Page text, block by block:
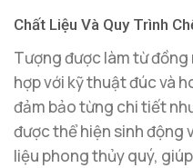
Chất Liệu Và Quy Trình
Tượng được làm từ
hợp với kỹ thuật đúc và
đảm bảo từng chi tiết
được thể hiện sinh động
liệu phong thủy quý,